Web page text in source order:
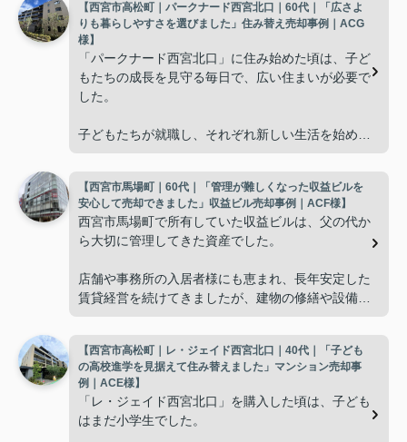
【西宮市高松町｜パークナード西宮北口｜60代｜「広さよ
りも暮らしやすさを選びました」住み替え売却事例｜ACG
様】
「パークナード西宮北口」に住み始めた頃は、子ど
もたちの成長を見守る毎日で、広い住まいが必要で
した。
子どもたちが就職し、それぞれ新しい生活を始める
使わない部屋が増え、
「今の私たちには少し広すぎるね。」
掃除や管理の負担も考え、夫婦二人にちょうど良い
インフィニティエステートさんへ相談すると、「パ
ークナード西宮北口」の査定だけでなく、住み替え
先とのスケジュールや資金計画まで丁寧にサポート
してくださいました。
【西宮市馬場町｜60代｜「管理が難しくなった収益ビルを
安心して売却できました」収益ビル売却事例｜ACF様】
西宮市馬場町で所有していた収益ビルは、父の代か
ら大切に管理してきた資産でした。
店舗や事務所の入居者様にも恵まれ、長年安定した
賃貸経営を続けてきましたが、建物の修繕や設備更
子どもたちはそれぞれ別の仕事に就いており、
「将来、このビルの管理を任せるのは難しいかもし
れない。」
【西宮市高松町｜レ・ジェイド西宮北口｜40代｜「子ども
の高校進学を見据えて住み替えました」マンション売却事
例｜ACE様】
「レ・ジェイド西宮北口」を購入した頃は、子ども
はまだ小学生でした。